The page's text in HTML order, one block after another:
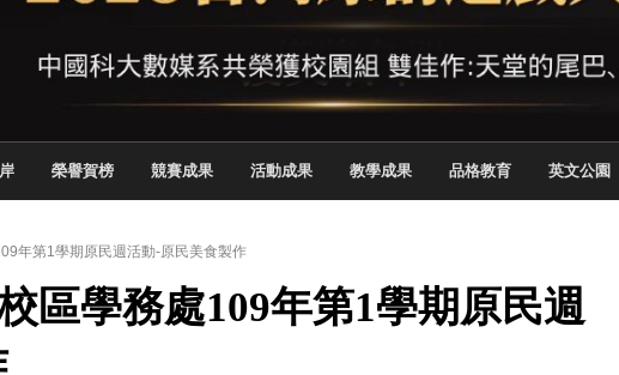
系莘莘學子
租控股 探索金融實習優勢
士頓國際影展最高榮譽白金獎
VR新創遊戲抱回金點新秀獎
系學子於 2026 TSID 提出具體舊建築再利用提案
生於技專校院電腦動畫競賽嶄露頭角
航：中國科大雙校區學生會全國賽勇奪佳績
榮譽賀榜 競賽成果 活動成果 教學成果 品格教育 英文公園
年第1學期原民週活動-原民美食製作
區學務處109年第1學期原民週